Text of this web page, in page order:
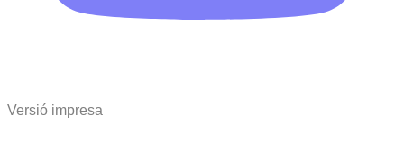
Versió impresa